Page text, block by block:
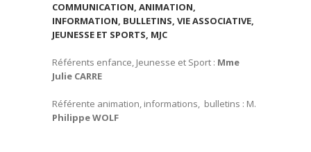
COMMUNICATION, ANIMATION,
INFORMATION, BULLETINS, VIE ASSOCIATIVE,
JEUNESSE ET SPORTS, MJC
Référents enfance, Jeunesse et Sport : Mme
Julie CARRE
Référente animation, informations, bulletins : M.
Philippe WOLF